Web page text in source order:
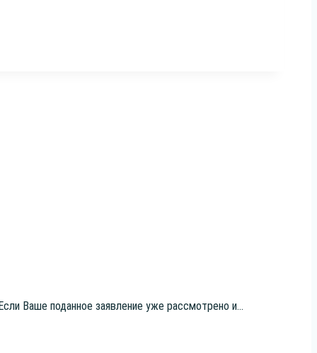
Ваше подан­ное заяв­ле­ние уже рас­смот­ре­но и...